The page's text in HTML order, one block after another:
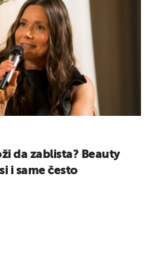
da zablista? Beauty
i same često